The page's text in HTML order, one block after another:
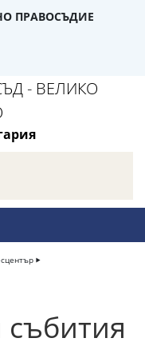
ПРАВОСЪДИЕ
- ВЕЛИКО